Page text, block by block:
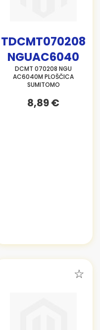
TDCMT070208
NGUAC6040
DCMT 070208 NGU
AC6040M PLOŠČICA
SUMITOMO
8,89 €